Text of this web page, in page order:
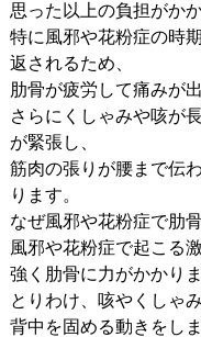
思った以上の負担がかか
特に風邪や花粉症の時
返されるため、
肋骨が疲労して痛みが
さらにくしゃみや咳が
が緊張し、
筋肉の張りが腰まで伝
ります。
なぜ風邪や花粉症で肋
風邪や花粉症で起こる
強く肋骨に力がかかりま
とりわけ、咳やくしゃ
背中を固める動きをしま